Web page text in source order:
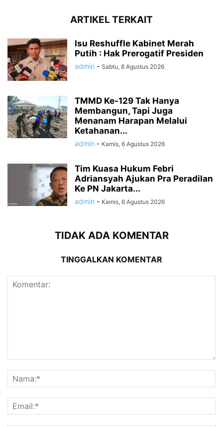
ARTIKEL TERKAIT
Isu Reshuffle Kabinet Merah
Putih : Hak Prerogatif Presiden
admin - Sabtu, 8 Agustus 2026
TMMD Ke-129 Tak Hanya
Membangun, Tapi Juga
Menanam Harapan Melalui
Ketahanan...
admin - Kamis, 6 Agustus 2026
Tim Kuasa Hukum Febri
Adriansyah Ajukan Pra Peradilan
Ke PN Jakarta...
admin - Kamis, 6 Agustus 2026
TIDAK ADA KOMENTAR
TINGGALKAN KOMENTAR